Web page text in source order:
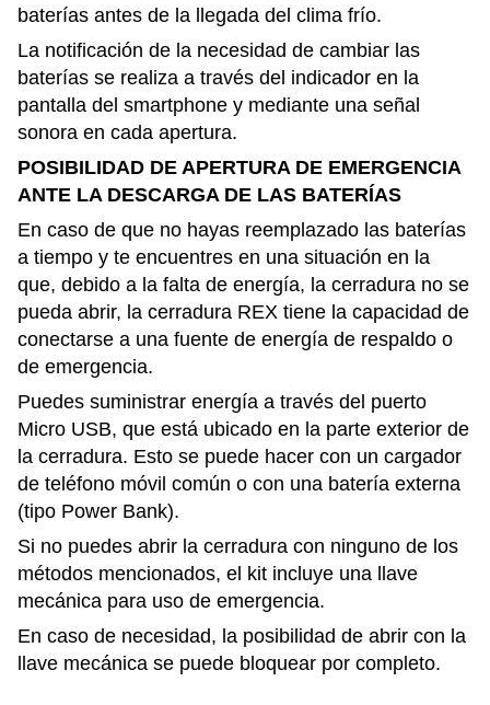
baterías antes de la llegada del clima frío.
La notificación de la necesidad de cambiar las
baterías se realiza a través del indicador en la
pantalla del smartphone y mediante una señal
sonora en cada apertura.
POSIBILIDAD DE APERTURA DE EMERGENCIA
ANTE LA DESCARGA DE LAS BATERÍAS
En caso de que no hayas reemplazado las baterías
a tiempo y te encuentres en una situación en la
que, debido a la falta de energía, la cerradura no se
pueda abrir, la cerradura REX tiene la capacidad de
conectarse a una fuente de energía de respaldo o
de emergencia.
Puedes suministrar energía a través del puerto
Micro USB, que está ubicado en la parte exterior de
la cerradura. Esto se puede hacer con un cargador
de teléfono móvil común o con una batería externa
(tipo Power Bank).
Si no puedes abrir la cerradura con ninguno de los
métodos mencionados, el kit incluye una llave
mecánica para uso de emergencia.
En caso de necesidad, la posibilidad de abrir con la
llave mecánica se puede bloquear por completo.